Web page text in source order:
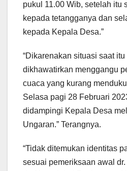
pukul 11.00 Wib, setelah itu
kepada tetangganya dan
kepada Kepala Desa.”
“Dikarenakan situasi saat
dikhawatirkan menggangu
cuaca yang kurang
Selasa pagi 28 Februari
didampingi Kepala Desa
Ungaran.” Terangnya.
“Tidak ditemukan identitas
sesuai pemeriksaan awal